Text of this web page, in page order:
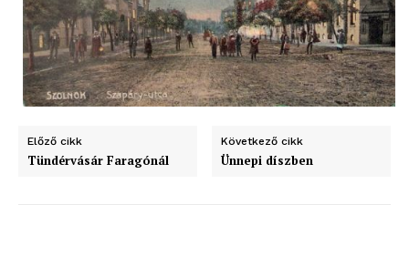
ELŐFIZETÉS
Előző cikk
Tündérvásár Faragónál
Következő cikk
Ünnepi díszben